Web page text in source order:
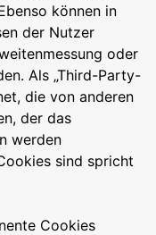
können in
der Nutzer
oder
Als „Third-Party-
die von anderen
der das
werden
sind spricht
Cookies